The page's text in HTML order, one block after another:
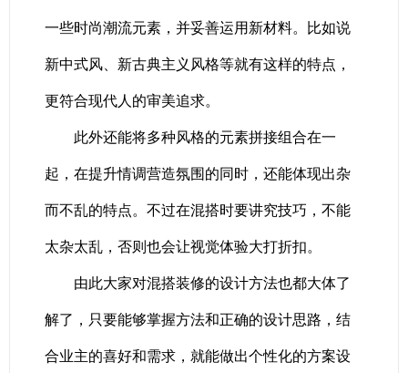
一些时尚潮流元素，并妥善运用新材料。比如说
新中式风、新古典主义风格等就有这样的特点，
更符合现代人的审美追求。
此外还能将多种风格的元素拼接组合在一
起，在提升情调营造氛围的同时，还能体现出杂
而不乱的特点。不过在混搭时要讲究技巧，不能
太杂太乱，否则也会让视觉体验大打折扣。
由此大家对混搭装修的设计方法也都大体了
解了，只要能够掌握方法和正确的设计思路，结
合业主的喜好和需求，就能做出个性化的方案设